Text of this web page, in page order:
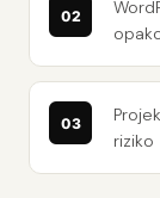
riziko